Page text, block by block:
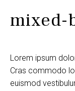
mixed-
Lorem ipsum
Cras commodo
euismod